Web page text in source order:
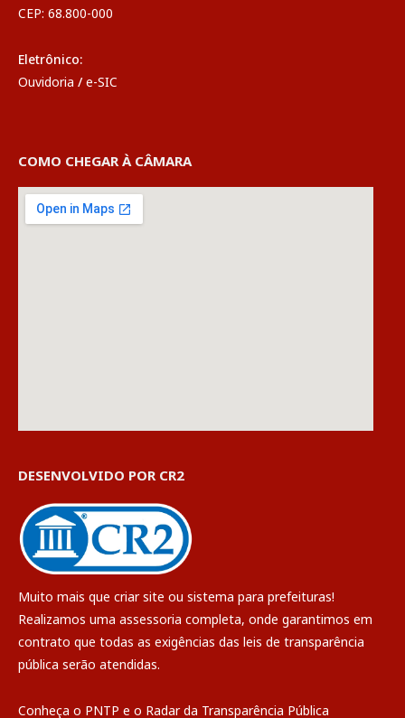
CEP: 68.800-000
Eletrônico:
Ouvidoria / e-SIC
COMO CHEGAR À CÂMARA
DESENVOLVIDO POR CR2
Muito mais que criar site ou sistema para prefeituras!
Realizamos uma assessoria completa, onde garantimos em
contrato que todas as exigências das leis de transparência
pública serão atendidas.
Conheça o PNTP e o Radar da Transparência Pública